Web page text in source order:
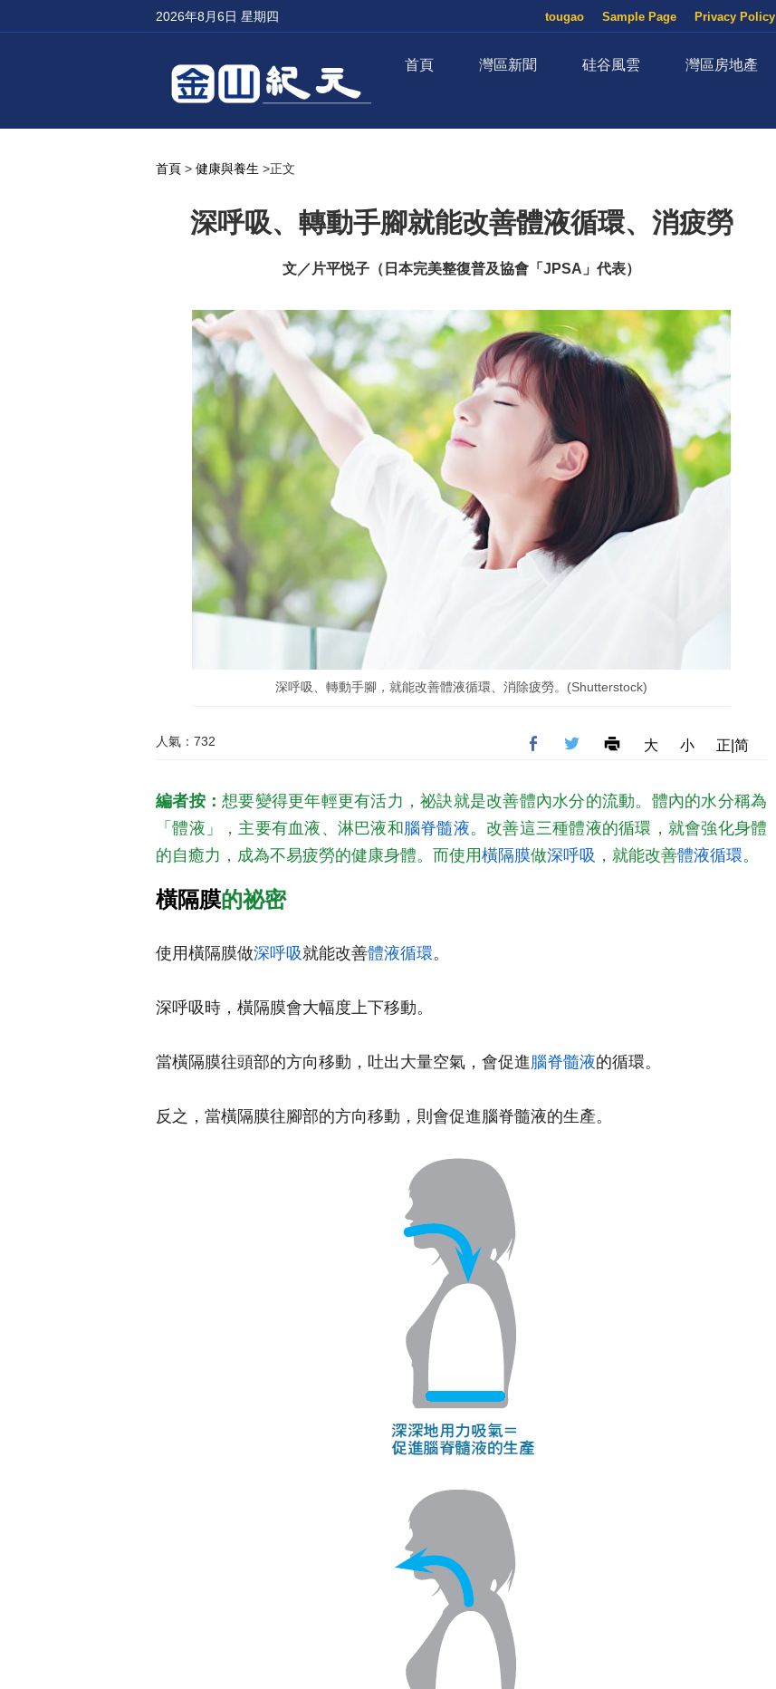
2026年8月6日 星期四 Privacy Policy
Sample Page
tougao
首頁 灣區新聞 硅谷風雲 灣區房地產
首頁 > 健康與養生 >正文
深呼吸、轉動手腳就能改善體液循環、消疲勞
文／片平悦子（日本完美整復普及協會「JPSA」代表）
深呼吸、轉動手腳，就能改善體液循環、消除疲勞。(Shutterstock)
人氣：732 大 小 正|简
編者按： 想要變得更年輕更有活力，祕訣就是改善體內水分的流動。體內的水分稱為
「體液」，主要有血液、淋巴液和腦脊髓液。改善這三種體液的循環，就會強化身體
的自癒力，成為不易疲勞的健康身體。而使用橫隔膜做深呼吸 ，就能改善體液循環。
橫隔膜的祕密
使用橫隔膜做深呼吸就能改善體液循環。
深呼吸時，橫隔膜會大幅度上下移動。
當橫隔膜往頭部的方向移動，吐出大量空氣，會促進腦脊髓液的循環。
反之，當橫隔膜往腳部的方向移動，則會促進腦脊髓液的生產。